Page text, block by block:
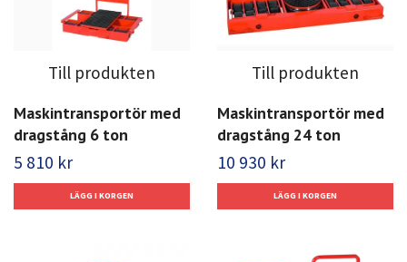
Till produkten
Maskintransportör med
dragstång 6 ton
5 810 kr
Till produkten
Maskintransportör med
dragstång 24 ton
10 930 kr